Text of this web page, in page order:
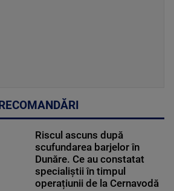
RECOMANDĂRI
Riscul ascuns după
scufundarea barjelor în
Dunăre. Ce au constatat
specialiștii în timpul
operațiunii de la Cernavodă